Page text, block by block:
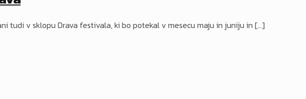
tudi v sklopu Drava festivala, ki bo potekal v mesecu maju in juniju in […]